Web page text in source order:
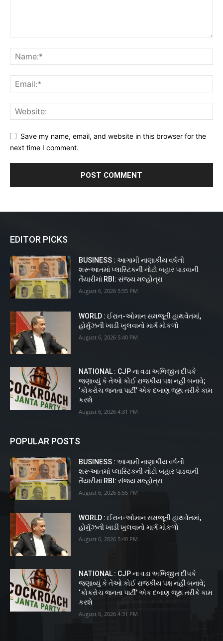
Save my name, email, and website in this browser for the
next time I comment.
EDITOR PICKS
BUSINESS : આગામી નાણાકીય વર્ષની
શરૂઆતમાં પ્લાસ્ટિકની નોટો બહાર પાડવાની
તૈયારીમાં RBI: સંજય મલ્હોત્રા
August 6, 2026 5:55 PM
WORLD : ઈરાન-ઓમાન સમજૂતી હાથવેંતમાં,
હોર્મુઝની ખાડી ખુલવાનો માર્ગ મોકળો
August 6, 2026 5:40 PM
NATIONAL : CJP ના વડા અભિજીત દીપકે
જણાવ્યું કે તેઓ કોઈ રાજકીય પક્ષ નહીં બનાવે;
‘કોકરોચ જનતા પાર્ટી’ એક દબાણ જૂથ તરીકે કામ
કરશે
August 6, 2026 4:31 PM
POPULAR POSTS
BUSINESS : આગામી નાણાકીય વર્ષની
શરૂઆતમાં પ્લાસ્ટિકની નોટો બહાર પાડવાની
તૈયારીમાં RBI: સંજય મલ્હોત્રા
August 6, 2026 5:55 PM
WORLD : ઈરાન-ઓમાન સમજૂતી હાથવેંતમાં,
હોર્મુઝની ખાડી ખુલવાનો માર્ગ મોકળો
August 6, 2026 5:40 PM
NATIONAL : CJP ના વડા અભિજીત દીપકે
જણાવ્યું કે તેઓ કોઈ રાજકીય પક્ષ નહીં બનાવે;
‘કોકરોચ જનતા પાર્ટી’ એક દબાણ જૂથ તરીકે કામ
કરશે
August 6, 2026 4:31 PM